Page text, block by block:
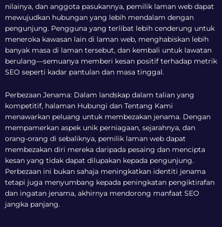
nilainya, dan anggota pasukannya, pemilik laman web dapat
mewujudkan hubungan yang lebih mendalam dengan
pengunjung. Pengguna yang terlibat lebih cenderung untuk
meneroka kawasan lain di laman web, menghabiskan lebih
banyak masa di laman tersebut, dan kembali untuk lawatan
berulang—semuanya memberi kesan positif terhadap metrik
SEO seperti kadar pantulan dan masa tinggal.
Perbezaan Jenama: Dalam landskap dalam talian yang
kompetitif, halaman Hubungi dan Tentang Kami
menawarkan peluang untuk membezakan jenama. Dengan
mempamerkan aspek unik perniagaan, sejarahnya, dan
orang-orang di sebaliknya, pemilik laman web dapat
membezakan diri mereka daripada pesaing dan mencipta
kesan yang tidak dapat dilupakan kepada pengunjung.
Perbezaan ini bukan sahaja meningkatkan identiti jenama
tetapi juga menyumbang kepada peningkatan pengiktirafan
dan ingatan jenama, akhirnya mendorong manfaat SEO
jangka panjang.